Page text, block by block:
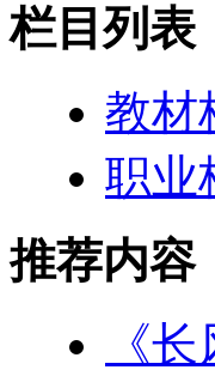
栏目列表
教材
职业
推荐内容
《